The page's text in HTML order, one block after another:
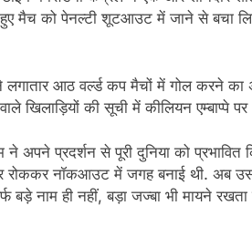
हुए मैच को पेनल्टी शूटआउट में जाने से बचा
आठ वर्ल्ड कप मैचों में गोल करने का
खिलाड़ियों की सूची में कीलियन एम्बाप्पे
ने अपने प्रदर्शन से पूरी दुनिया को
रोककर नॉकआउट में जगह बनाई थी. अब
नाम ही नहीं, बड़ा जज्बा भी मायने रखता